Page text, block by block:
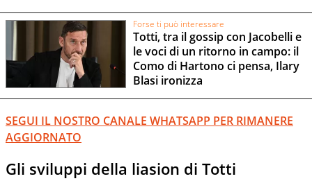
Forse ti può interessare
Totti, tra il gossip con Jacobelli e
le voci di un ritorno in campo: il
Como di Hartono ci pensa, Ilary
Blasi ironizza
SEGUI IL NOSTRO CANALE WHATSAPP PER RIMANERE
AGGIORNATO
Gli sviluppi della liasion di Totti